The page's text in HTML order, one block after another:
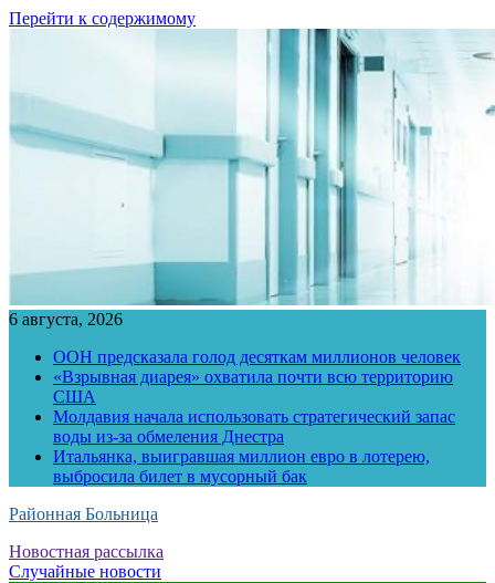
Перейти к содержимому
6 августа, 2026
ООН предсказала голод десяткам миллионов человек
«Взрывная диарея» охватила почти всю территорию
США
Молдавия начала использовать стратегический запас
воды из-за обмеления Днестра
Итальянка, выигравшая миллион евро в лотерею,
выбросила билет в мусорный бак
Районная Больница
Новостная рассылка
Случайные новости